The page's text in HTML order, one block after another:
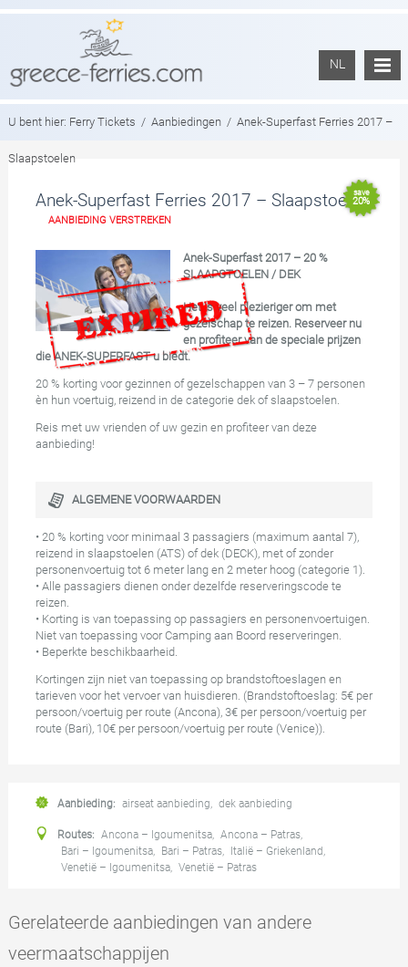
NL
U bent hier: Ferry Tickets / Aanbiedingen / Anek-Superfast Ferries 2017 –
Slaapstoelen
Anek-Superfast Ferries 2017 – Slaapstoelen
AANBIEDING VERSTREKEN
save
20%
Anek-Superfast 2017 – 20 %
SLAAPSTOELEN / DEK
Het is veel plezieriger om met
gezelschap te reizen. Reserveer nu
en profiteer van de speciale prijzen
die ANEK-SUPERFAST u biedt.
20 % korting voor gezinnen of gezelschappen van 3 – 7 personen
èn hun voertuig, reizend in de categorie dek of slaapstoelen.
Reis met uw vrienden of uw gezin en profiteer van deze
aanbieding!
ALGEMENE VOORWAARDEN
• 20 % korting voor minimaal 3 passagiers (maximum aantal 7),
reizend in slaapstoelen (ATS) of dek (DECK), met of zonder
personenvoertuig tot 6 meter lang en 2 meter hoog (categorie 1).
• Alle passagiers dienen onder dezelfde reserveringscode te
reizen.
• Korting is van toepassing op passagiers en personenvoertuigen.
Niet van toepassing voor Camping aan Boord reserveringen.
• Beperkte beschikbaarheid.
Kortingen zijn niet van toepassing op brandstoftoeslagen en
tarieven voor het vervoer van huisdieren. (Brandstoftoeslag: 5€ per
persoon/voertuig per route (Ancona), 3€ per persoon/voertuig per
route (Bari), 10€ per persoon/voertuig per route (Venice)).
Aanbieding: airseat aanbieding, dek aanbieding
Routes: Ancona – Igoumenitsa, Ancona – Patras,
Bari – Igoumenitsa, Bari – Patras, Italië – Griekenland ,
Venetië – Igoumenitsa, Venetië – Patras
Gerelateerde aanbiedingen van andere
veermaatschappijen